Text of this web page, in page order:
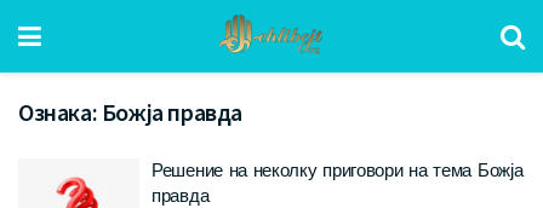
Ознака: Божја правда
Решение на неколку приговори на тема Божја
правда